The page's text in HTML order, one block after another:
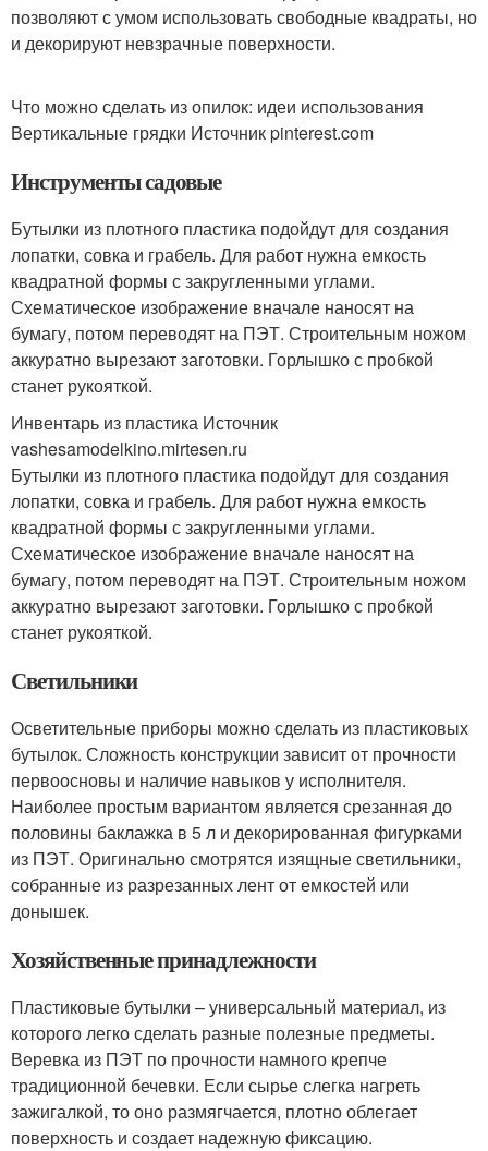
позволяют с умом использовать свободные квадраты, но
и декорируют невзрачные поверхности.
Что можно сделать из опилок: идеи использования
Вертикальные грядки Источник pinterest.com
Инструменты садовые
Бутылки из плотного пластика подойдут для создания
лопатки, совка и грабель. Для работ нужна емкость
квадратной формы с закругленными углами.
Схематическое изображение вначале наносят на
бумагу, потом переводят на ПЭТ. Строительным ножом
аккуратно вырезают заготовки. Горлышко с пробкой
станет рукояткой.
Инвентарь из пластика Источник
vashesamodelkino.mirtesen.ru
Бутылки из плотного пластика подойдут для создания
лопатки, совка и грабель. Для работ нужна емкость
квадратной формы с закругленными углами.
Схематическое изображение вначале наносят на
бумагу, потом переводят на ПЭТ. Строительным ножом
аккуратно вырезают заготовки. Горлышко с пробкой
станет рукояткой.
Светильники
Осветительные приборы можно сделать из пластиковых
бутылок. Сложность конструкции зависит от прочности
первоосновы и наличие навыков у исполнителя.
Наиболее простым вариантом является срезанная до
половины баклажка в 5 л и декорированная фигурками
из ПЭТ. Оригинально смотрятся изящные светильники,
собранные из разрезанных лент от емкостей или
донышек.
Хозяйственные принадлежности
Пластиковые бутылки – универсальный материал, из
которого легко сделать разные полезные предметы.
Веревка из ПЭТ по прочности намного крепче
традиционной бечевки. Если сырье слегка нагреть
зажигалкой, то оно размягчается, плотно облегает
поверхность и создает надежную фиксацию.